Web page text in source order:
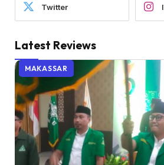
Twitter
Latest Reviews
MAKASSAR